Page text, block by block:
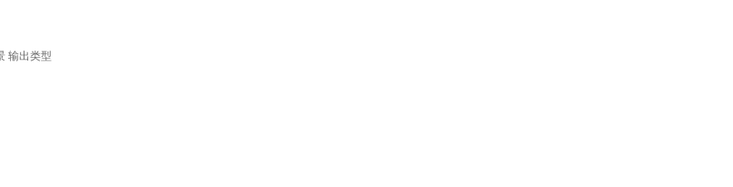
输出类型